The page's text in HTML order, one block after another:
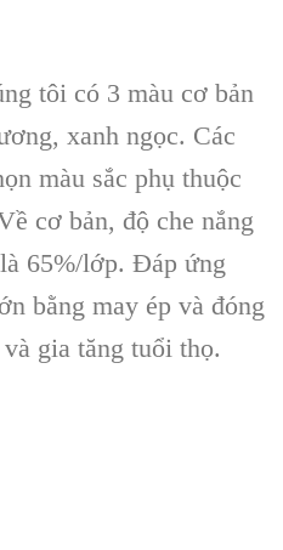
tôi có 3 màu cơ bản
xanh ngọc. Các
màu sắc phụ thuộc
cơ bản, độ che nắng
65%/lớp. Đáp ứng
bằng may ép và đóng
gia tăng tuổi thọ.